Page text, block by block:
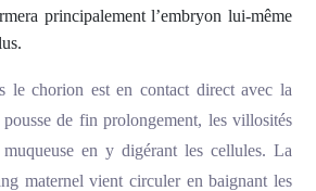
principalement l’embryon lui-même
le chorion est en contact direct avec la
de fin prolongement, les villosités
en y digérant les cellules. La
maternel vient circuler en baignant les